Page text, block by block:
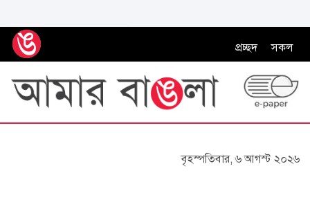
প্রচ্ছদ সকল
বৃহস্পতিবার, ৬ আগস্ট ২০২৬